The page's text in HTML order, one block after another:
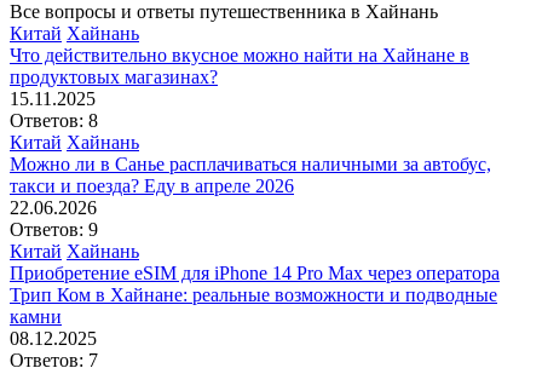
Все вопросы и ответы путешественника в Хайнань
Китай Хайнань
Что действительно вкусное можно найти на Хайнане в
продуктовых магазинах?
15.11.2025
Ответов: 8
Китай Хайнань
Можно ли в Санье расплачиваться наличными за автобус,
такси и поезда? Еду в апреле 2026
22.06.2026
Ответов: 9
Китай Хайнань
Приобретение eSIM для iPhone 14 Pro Max через оператора
Трип Ком в Хайнане: реальные возможности и подводные
камни
08.12.2025
Ответов: 7